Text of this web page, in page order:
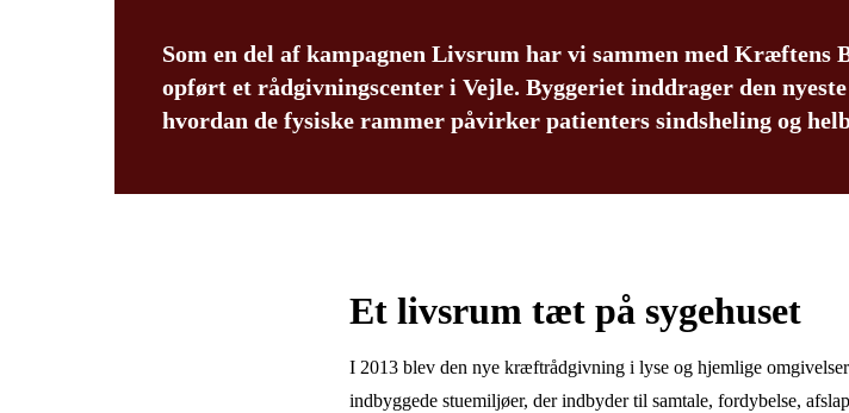
Som en del af kampagnen Livsrum har vi sammen med Kræftens
opført et rådgivningscenter i Vejle. Byggeriet inddrager den
hvordan de fysiske rammer påvirker patienters sindsheling og
Et livsrum tæt på sygehuset
I 2013 blev den nye kræftrådgivning i lyse og hjemlige
indbyggede stuemiljøer, der indbyder til samtale, fordybelse,